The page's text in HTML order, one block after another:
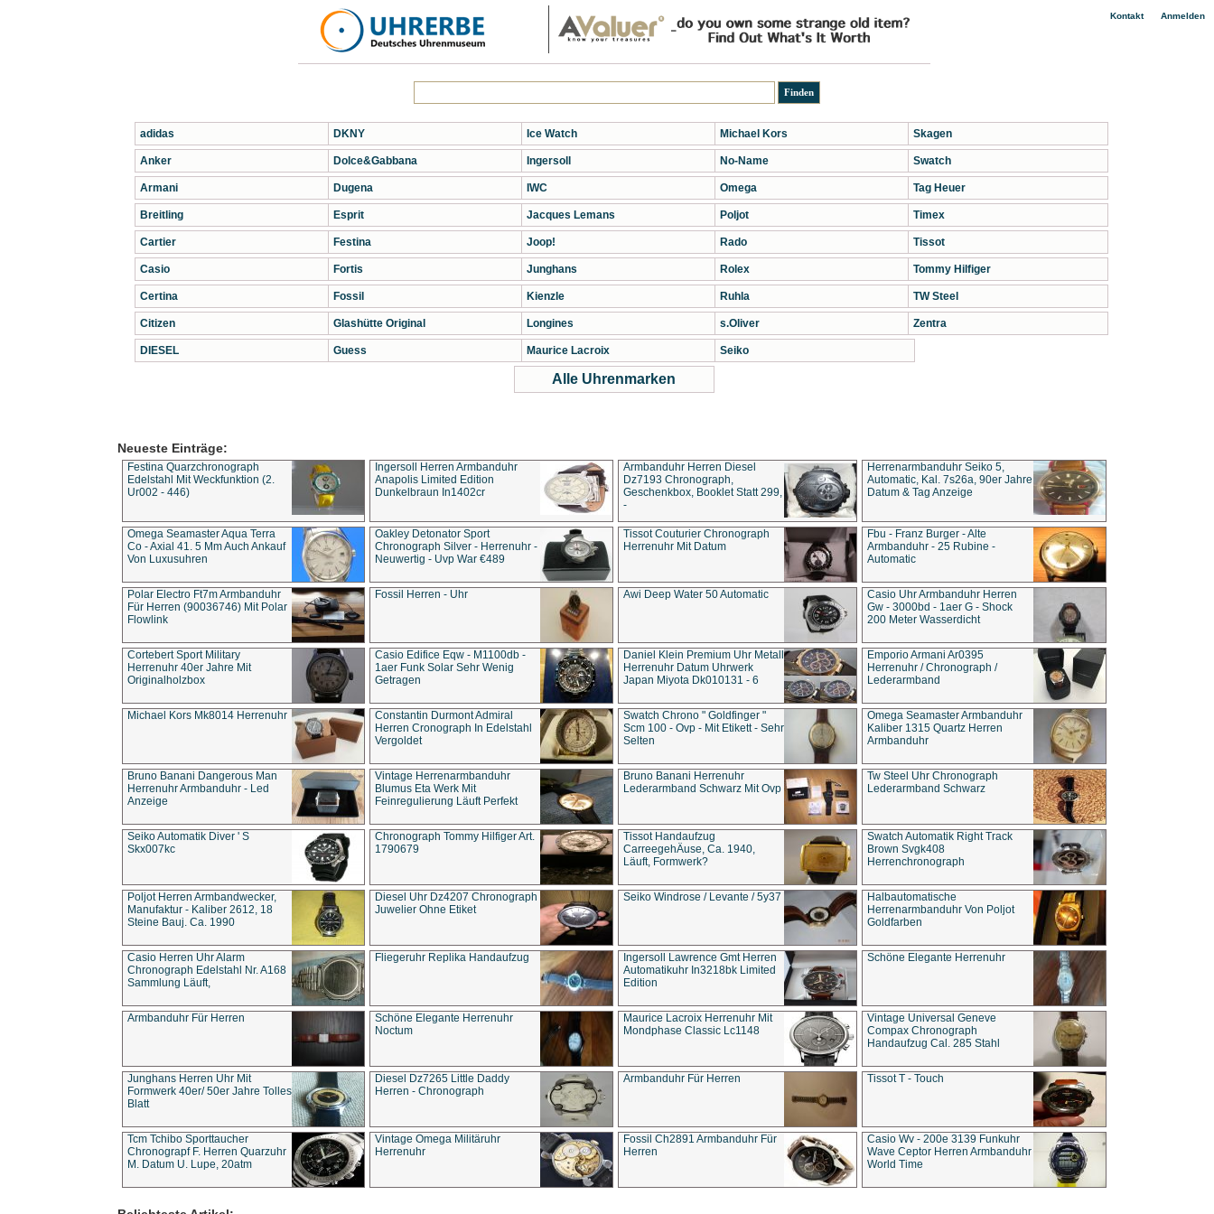
Kontakt| Anmelden
adidas
Anker
Armani
Breitling
Cartier
Casio
Certina
Citizen
DIESEL
DKNY
Dolce&Gabbana
Dugena
Esprit
Festina
Fortis
Fossil
Glashütte Original
Guess
Ice Watch
Ingersoll
IWC
Jacques Lemans
Joop!
Junghans
Kienzle
Longines
Maurice Lacroix
Michael Kors
No-Name
Omega
Poljot
Rado
Rolex
Ruhla
s.Oliver
Seiko
Skagen
Swatch
Tag Heuer
Timex
Tissot
Tommy Hilfiger
TW Steel
Zentra
Alle Uhrenmarken
Neueste Einträge:
Festina Quarzchronograph
Edelstahl Mit Weckfunktion (2.
Ur002 - 446)
Ingersoll Herren Armbanduhr
Anapolis Limited Edition
Dunkelbraun In1402cr
Armbanduhr Herren Diesel
Dz7193 Chro­no­graph,
Geschenkbox, Booklet Statt 299,
-
Herrenarmbanduhr Seiko 5,
Automatic, Kal. 7s26a, 90er Jahre
Datum & Tag Anzeige
Omega Seamaster Aqua Terra
Co - Axial 41. 5 Mm Auch Ankauf
Von Luxusuhren
Oakley Detonator Sport
Chronograph Silver - Herrenuhr -
Neuwertig - Uvp War €489
Tissot Couturier Chronograph
Herrenuhr Mit Datum
Fbu - Franz Burger - Alte
Armbanduhr - 25 Rubine -
Automatic
Polar Electro Ft7m Armbanduhr
Für Herren (90036746) Mit Polar
Flowlink
Fossil Herren - Uhr Awi Deep Water 50 Automatic
Casio Uhr Armbanduhr Herren
Gw - 3000bd - 1aer G - Shock
200 Meter Wasserdicht
Cortebert Sport Military
Herrenuhr 40er Jahre Mit
Originalholzbox
Casio Edifice Eqw - M1100db -
1aer Funk Solar Sehr Wenig
Getragen
Daniel Klein Premium Uhr Metall
Herrenuhr Datum Uhrwerk
Japan Miyota Dk010131 - 6
Emporio Armani Ar0395
Herrenuhr / Chronograph /
Lederarmband
Michael Kors Mk8014 Herrenuhr
Constantin Durmont Admiral
Herren Cronograph In Edelstahl
Vergoldet
Swatch Chrono " Goldfinger "
Scm 100 - Ovp - Mit Etikett - Sehr
Selten
Omega Seamaster Armbanduhr
Kaliber 1315 Quartz Herren
Armbanduhr
Bruno Banani Dangerous Man
Herrenuhr Armbanduhr - Led
Anzeige
Vintage Herrenarmbanduhr
Blumus Eta Werk Mit
Feinregulierung Läuft Perfekt
Bruno Banani Herrenuhr
Lederarmband Schwarz Mit Ovp
Tw Steel Uhr Chronograph
Lederarmband Schwarz
Seiko Automatik Diver ' S
Skx007kc
Chronograph Tommy Hilfiger Art.
1790679
Tissot Handaufzug
CarreegehÄuse, Ca. 1940,
Läuft, Formwerk?
Swatch Automatik Right Track
Brown Svgk408
Herrenchronograph
Poljot Herren Armbandwecker,
Manufaktur - Kaliber 2612, 18
Steine Bauj. Ca. 1990
Diesel Uhr Dz4207 Chronograph
Juwelier Ohne Etiket
Seiko Windrose / Levante / 5y37
Halbautomatische
Herrenarmbanduhr Von Poljot
Goldfarben
Casio Herren Uhr Alarm
Chronograph Edelstahl Nr. A168
Sammlung Läuft,
Fliegeruhr Replika Handaufzug
Ingersoll Lawrence Gmt Herren
Automatikuhr In3218bk Limited
Edition
Schöne Elegante Herrenuhr
Armbanduhr Für Herren
Schöne Elegante Herrenuhr
Noctum
Maurice Lacroix Herrenuhr Mit
Mondphase Classic Lc1148
Vintage Universal Geneve
Compax Chronograph
Handaufzug Cal. 285 Stahl
Junghans Herren Uhr Mit
Formwerk 40er/ 50er Jahre Tolles
Blatt
Diesel Dz7265 Little Daddy
Herren - Chronograph
Armbanduhr Für Herren Tissot T - Touch
Tcm Tchibo Sporttaucher
Chronograpf F. Herren Quarzuhr
M. Datum U. Lupe, 20atm
Vintage Omega Militäruhr
Herrenuhr
Fossil Ch2891 Armbanduhr Für
Herren
Casio Wv - 200e 3139 Funkuhr
Wave Ceptor Herren Armbanduhr
World Time